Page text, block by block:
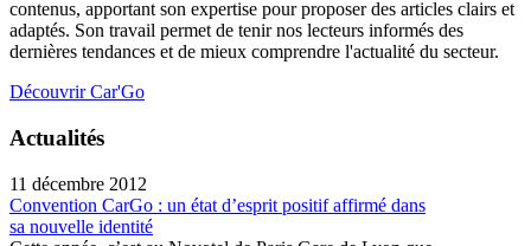
contenus, apportant son expertise pour proposer des articles clairs et
adaptés. Son travail permet de tenir nos lecteurs informés des
dernières tendances et de mieux comprendre l'actualité du secteur.
Découvrir Car'Go
Actualités
11 décembre 2012
Convention CarGo : un état d’esprit positif affirmé dans
sa nouvelle identité